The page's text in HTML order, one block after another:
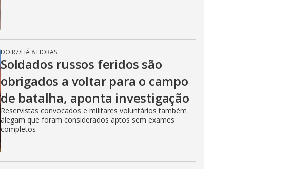
DO R7/HÁ 8 HORAS
Soldados russos feridos são
obrigados a voltar para o campo
de batalha, aponta investigação
Reservistas convocados e militares voluntários também
alegam que foram considerados aptos sem exames
completos